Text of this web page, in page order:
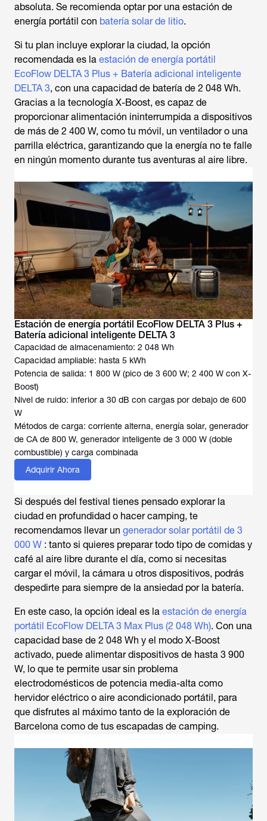
absoluta. Se recomienda optar por una estación de
energía portátil con batería solar de litio.
Si tu plan incluye explorar la ciudad, la opción
recomendada es la estación de energía portátil
EcoFlow DELTA 3 Plus + Batería adicional inteligente
DELTA 3, con una capacidad de batería de 2 048 Wh.
Gracias a la tecnología X-Boost, es capaz de
proporcionar alimentación ininterrumpida a dispositivos
de más de 2 400 W, como tu móvil, un ventilador o una
parrilla eléctrica, garantizando que la energía no te falle
en ningún momento durante tus aventuras al aire libre.
Estación de energía portátil EcoFlow DELTA 3 Plus +
Batería adicional inteligente DELTA 3
Capacidad de almacenamiento: 2 048 Wh
Capacidad ampliable: hasta 5 kWh
Potencia de salida: 1 800 W (pico de 3 600 W; 2 400 W con X-
Boost)
Nivel de ruido: inferior a 30 dB con cargas por debajo de 600
W
Métodos de carga: corriente alterna, energía solar, generador
de CA de 800 W, generador inteligente de 3 000 W (doble
combustible) y carga combinada
Adquirir Ahora
Si después del festival tienes pensado explorar la
ciudad en profundidad o hacer camping, te
recomendamos llevar un generador solar portátil de 3
000 W : tanto si quieres preparar todo tipo de comidas y
café al aire libre durante el día, como si necesitas
cargar el móvil, la cámara u otros dispositivos, podrás
despedirte para siempre de la ansiedad por la batería.
En este caso, la opción ideal es la estación de energía
portátil EcoFlow DELTA 3 Max Plus (2 048 Wh). Con una
capacidad base de 2 048 Wh y el modo X-Boost
activado, puede alimentar dispositivos de hasta 3 900
W, lo que te permite usar sin problema
electrodomésticos de potencia media-alta como
hervidor eléctrico o aire acondicionado portátil, para
que disfrutes al máximo tanto de la exploración de
Barcelona como de tus escapadas de camping.